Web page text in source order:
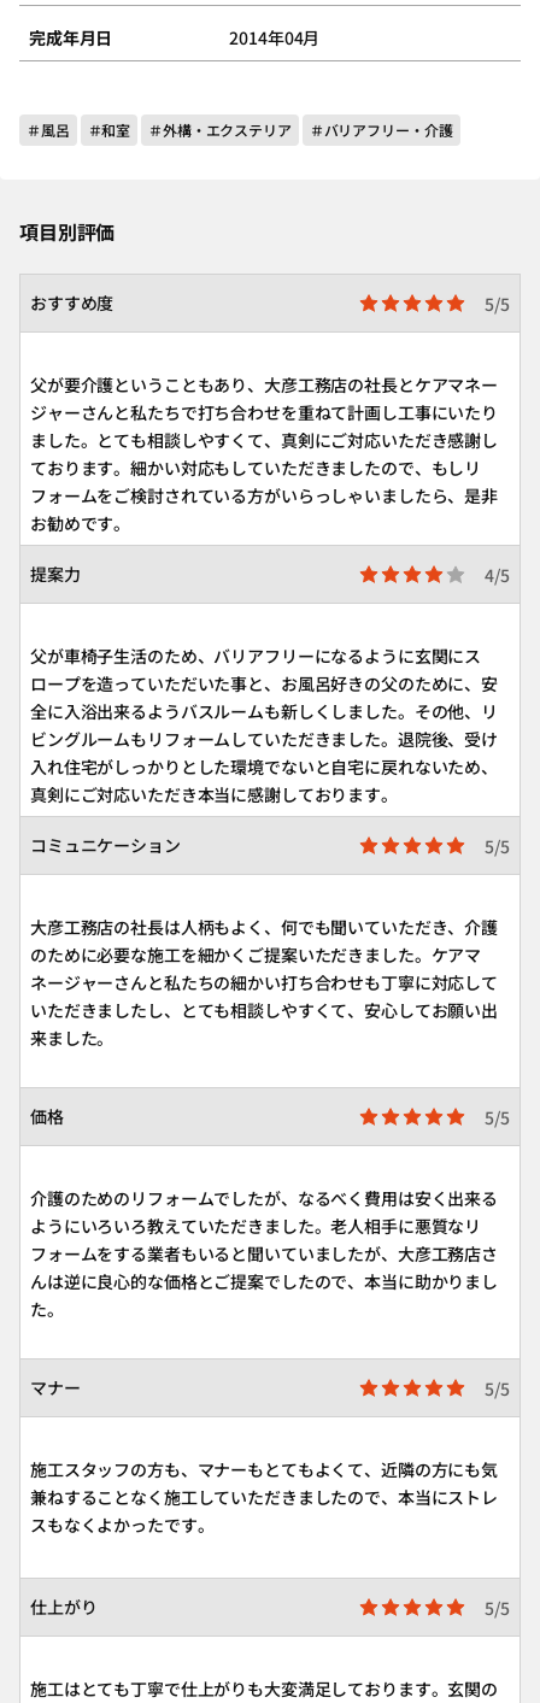
完成年月日 2014年04月
＃風呂 ＃和室 ＃外構・エクステリア ＃バリアフリー・介護
項目別評価
おすすめ度 5/5
父が要介護ということもあり、大彦工務店の社長とケアマネー
ジャーさんと私たちで打ち合わせを重ねて計画し工事にいたり
ました。とても相談しやすくて、真剣にご対応いただき感謝し
ております。細かい対応もしていただきましたので、もしリ
フォームをご検討されている方がいらっしゃいましたら、是非
お勧めです。
提案力 4/5
父が車椅子生活のため、バリアフリーになるように玄関にス
ロープを造っていただいた事と、お風呂好きの父のために、安
全に入浴出来るようバスルームも新しくしました。その他、リ
ビングルームもリフォームしていただきました。退院後、受け
入れ住宅がしっかりとした環境でないと自宅に戻れないため、
真剣にご対応いただき本当に感謝しております。
コミュニケーション 5/5
大彦工務店の社長は人柄もよく、何でも聞いていただき、介護
のために必要な施工を細かくご提案いただきました。ケアマ
ネージャーさんと私たちの細かい打ち合わせも丁寧に対応して
いただきましたし、とても相談しやすくて、安心してお願い出
来ました。
価格 5/5
介護のためのリフォームでしたが、なるべく費用は安く出来る
ようにいろいろ教えていただきました。老人相手に悪質なリ
フォームをする業者もいると聞いていましたが、大彦工務店さ
んは逆に良心的な価格とご提案でしたので、本当に助かりまし
た。
マナー 5/5
施工スタッフの方も、マナーもとてもよくて、近隣の方にも気
兼ねすることなく施工していただきましたので、本当にストレ
スもなくよかったです。
仕上がり 5/5
施工はとても丁寧で仕上がりも大変満足しております。玄関の